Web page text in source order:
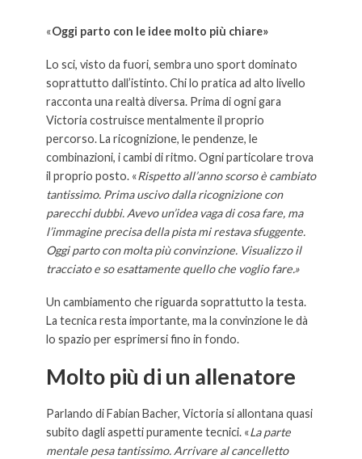
«Oggi parto con le idee molto più chiare»
Lo sci, visto da fuori, sembra uno sport dominato
soprattutto dall’istinto. Chi lo pratica ad alto livello
racconta una realtà diversa. Prima di ogni gara
Victoria costruisce mentalmente il proprio
percorso. La ricognizione, le pendenze, le
combinazioni, i cambi di ritmo. Ogni particolare trova
il proprio posto. «Rispetto all’anno scorso è cambiato
tantissimo. Prima uscivo dalla ricognizione con
parecchi dubbi. Avevo un’idea vaga di cosa fare, ma
l’immagine precisa della pista mi restava sfuggente.
Oggi parto con molta più convinzione. Visualizzo il
tracciato e so esattamente quello che voglio fare.»
Un cambiamento che riguarda soprattutto la testa.
La tecnica resta importante, ma la convinzione le dà
lo spazio per esprimersi fino in fondo.
Molto più di un allenatore
Parlando di Fabian Bacher, Victoria si allontana quasi
subito dagli aspetti puramente tecnici. «La parte
mentale pesa tantissimo. Arrivare al cancelletto